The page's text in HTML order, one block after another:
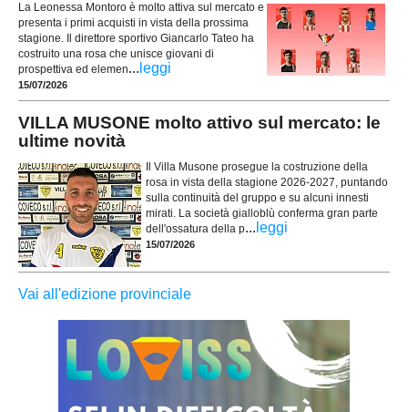
La Leonessa Montoro è molto attiva sul mercato e
presenta i primi acquisti in vista della prossima
stagione. Il direttore sportivo Giancarlo Tateo ha
costruito una rosa che unisce giovani di
prospettiva ed elemen... leggi
15/07/2026
VILLA MUSONE molto attivo sul mercato: le
ultime novità
Il Villa Musone prosegue la costruzione della
rosa in vista della stagione 2026-2027, puntando
sulla continuità del gruppo e su alcuni innesti
mirati. La società gialloblù conferma gran parte
dell'ossatura della p... leggi
15/07/2026
Vai all'edizione provinciale